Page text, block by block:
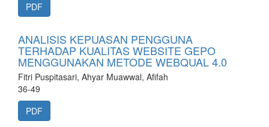
PDF
ANALISIS KEPUASAN PENGGUNA
TERHADAP KUALITAS WEBSITE GEPO
MENGGUNAKAN METODE WEBQUAL 4.0
Fitri Puspitasari, Ahyar Muawwal, Afifah
36-49
PDF